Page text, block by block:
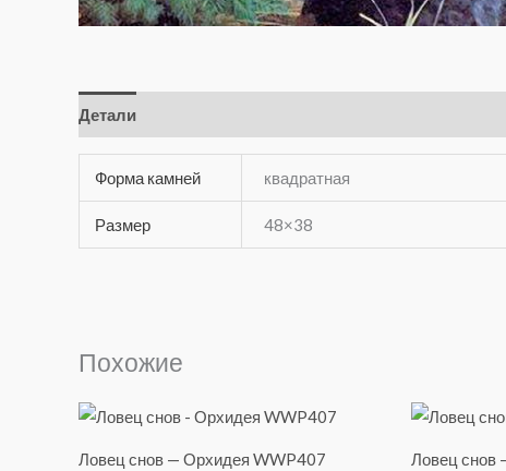
Детали
Форма камней квадратная
Размер 48×38
Похожие
Ловец снов — Орхидея WWP407 Ловец снов